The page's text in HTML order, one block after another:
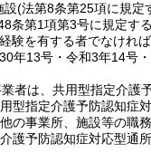
設(法第8条第25項に規定
条第1項第3号に規定す
験を有する者でなければ
年13号・令和3年14号
者は、共用型指定介
型指定介護予防認知症
の事業所、施設等の
護予防認知症対応型通